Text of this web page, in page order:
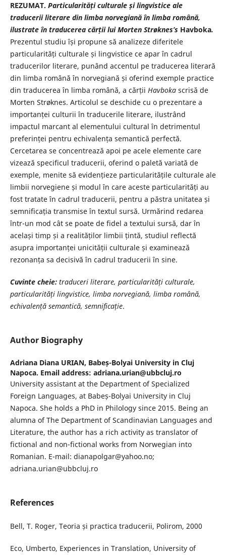
REZUMAT. Particularități culturale și lingvistice ale
traducerii literare din limba norvegiană în limba română,
ilustrate în traducerea cărții lui Morten Strøknes’s Havboka.
Prezentul studiu își propune să analizeze diferitele
particularități culturale și lingvistice ce apar în cadrul
traducerilor literare, punând accentul pe traducerea literară
din limba română în norvegiană și oferind exemple practice
din traducerea în limba română, a cărții Havboka scrisă de
Morten Strøknes. Articolul se deschide cu o prezentare a
importanței culturii în traducerile literare, ilustrând
impactul marcant al elementului cultural în detrimentul
preferinței pentru echivalența semantică perfectă.
Cercetarea se concentrează apoi pe acele elemente care
vizează specificul traducerii, oferind o paletă variată de
exemple, menite să evidențieze particularitățile culturale ale
limbii norvegiene și modul în care aceste particularități au
fost tratate în cadrul traducerii, pentru a păstra unitatea și
semnificația transmise în textul sursă. Urmărind redarea
într-un mod cât se poate de fidel a textului sursă, dar în
același timp și a realităților limbii țintă, studiul reflectă
asupra importanței unicității culturale și examinează
rezonanța sa decisivă în cadrul traducerii în sine.
Cuvinte cheie:traduceri literare, particularități culturale,
particularități lingvistice, limba norvegiană, limba română,
echivalență semantică, semnificație.
Author Biography
Adriana Diana URIAN, Babeș-Bolyai University in Cluj
Napoca. Email address: adriana.urian@ubbcluj.ro
University assistant at the Department of Specialized
Foreign Languages, at Babeș-Bolyai University in Cluj
Napoca. She holds a PhD in Philology since 2015. Being an
alumna of The Department of Scandinavian Languages and
Literature, the author has a rich activity as translator of
fictional and non-fictional works from Norwegian into
Romanian. E-mail: dianapolgar@yahoo.no;
adriana.urian@ubbcluj.ro
References
Bell, T. Roger, Teoria și practica traducerii, Polirom, 2000
Eco, Umberto, Experiences in Translation, University of